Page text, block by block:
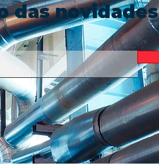
das novidades